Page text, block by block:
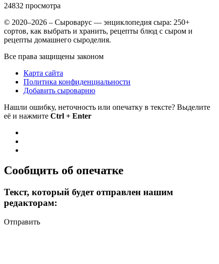
24832 просмотра
© 2020–2026 – Сыроварус — энциклопедия сыра: 250+
сортов, как выбрать и хранить, рецепты блюд с сыром и
рецепты домашнего сыроделия.
Все права защищены законом
Карта сайта
Политика конфиденциальности
Добавить сыроварню
Нашли ошибку, неточность или опечатку в тексте? Выделите
её и нажмите Ctrl + Enter
Сообщить об опечатке
Текст, который будет отправлен нашим
редакторам:
Отправить